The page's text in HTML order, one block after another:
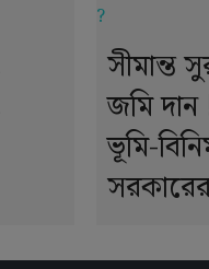
সীমান্ত
জমি দান
ভূমি-